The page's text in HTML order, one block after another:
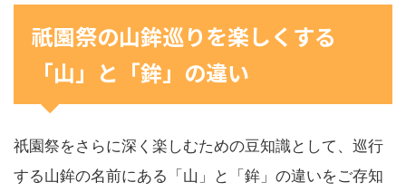
祇園祭の山鉾巡りを楽しくする
「山」と「鉾」の違い
祇園祭をさらに深く楽しむための豆知識として、巡行
する山鉾の名前にある「山」と「鉾」の違いをご存知